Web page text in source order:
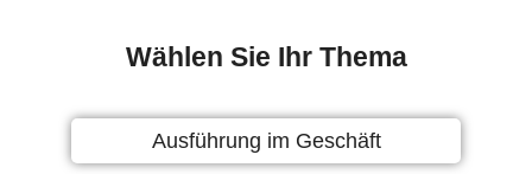
Wählen Sie Ihr Thema
Ausführung im Geschäft